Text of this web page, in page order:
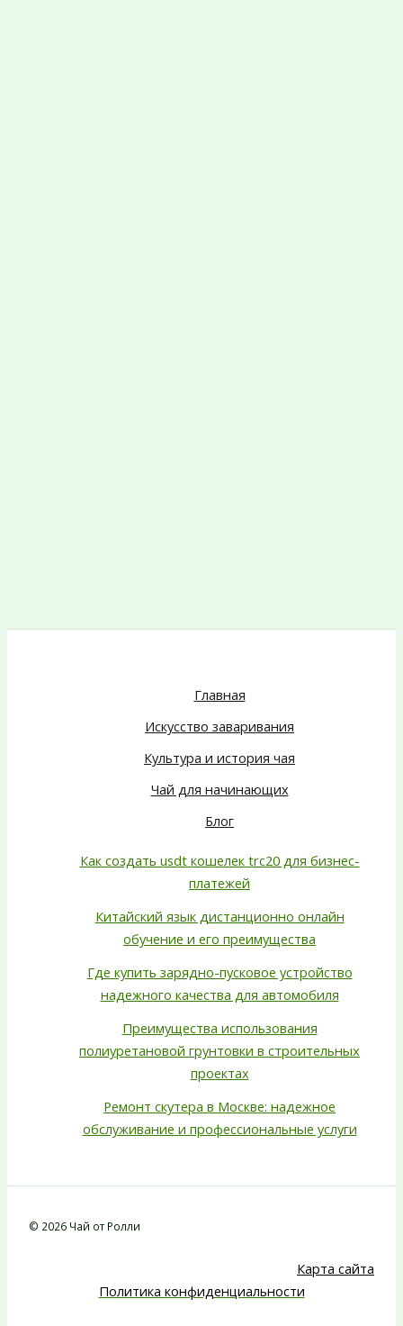
Главная
Искусство заваривания
Культура и история чая
Чай для начинающих
Блог
Как создать usdt кошелек trc20 для бизнес-
платежей
Китайский язык дистанционно онлайн
обучение и его преимущества
Где купить зарядно-пусковое устройство
надежного качества для автомобиля
Преимущества использования
полиуретановой грунтовки в строительных
проектах
Ремонт скутера в Москве: надежное
обслуживание и профессиональные услуги
© 2026 Чай от Ролли
Карта сайта
Политика конфиденциальности